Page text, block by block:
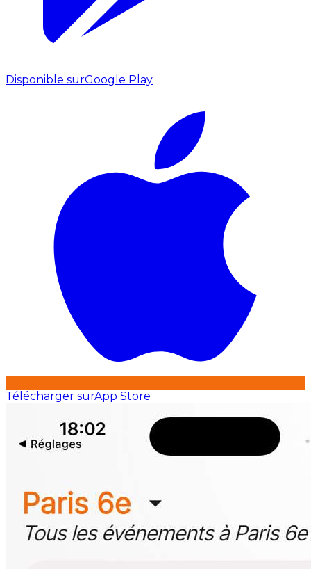
Disponible surGoogle Play
Télécharger surApp Store